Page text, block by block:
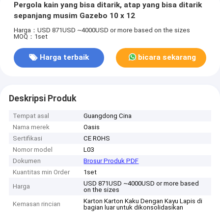
Pergola kain yang bisa ditarik, atap yang bisa ditarik
sepanjang musim Gazebo 10 x 12
Harga：USD 871USD ~4000USD or more based on the sizes
MOQ：1set
Harga terbaik bicara sekarang
Deskripsi Produk
Tempat asal
Guangdong Cina
Nama merek
Oasis
Sertifikasi
CE ROHS
Nomor model
L03
Dokumen
Brosur Produk PDF
Kuantitas min Order
1set
Harga
USD 871USD ~4000USD or more based
on the sizes
Kemasan rincian
Karton Karton Kaku Dengan Kayu Lapis di
bagian luar untuk dikonsolidasikan